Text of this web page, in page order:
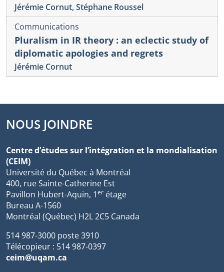
Jérémie Cornut, Stéphane Roussel
Communications
Pluralism in IR theory : an eclectic study of
diplomatic apologies and regrets
Jérémie Cornut
NOUS JOINDRE
Centre d’études sur l’intégration et la mondialisation
(CEIM)
Université du Québec à Montréal
400, rue Sainte-Catherine Est
Pavillon Hubert-Aquin, 1er étage
Bureau A-1560
Montréal (Québec) H2L 2C5 Canada
514 987-3000 poste 3910
Télécopieur : 514 987-0397
ceim@uqam.ca